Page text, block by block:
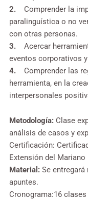
2. Comprender la
paralinguística o no
con otras personas.
3. Acercar
eventos corporativos
4. Comprender las
herramienta, en la
interpersonales
Metodología: Clase
análisis de casos y
Certificación:
Extensión del
Material: Se
apuntes.
Cronograma:16